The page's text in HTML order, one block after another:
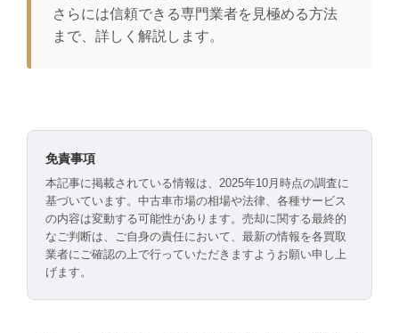
さらには信頼できる専門業者を見極める方法
まで、詳しく解説します。
免責事項
本記事に掲載されている情報は、2025年10月時点の調査に
基づいています。中古車市場の相場や法律、各種サービス
の内容は変動する可能性があります。売却に関する最終的
なご判断は、ご自身の責任において、最新の情報を各買取
業者にご確認の上で行っていただきますようお願い申し上
げます。